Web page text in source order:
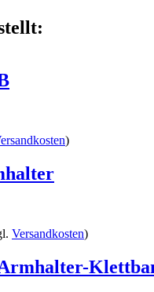
)
Versandkosten)